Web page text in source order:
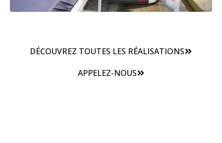
DÉCOUVREZ TOUTES LES RÉALISATIONS
APPELEZ-NOUS